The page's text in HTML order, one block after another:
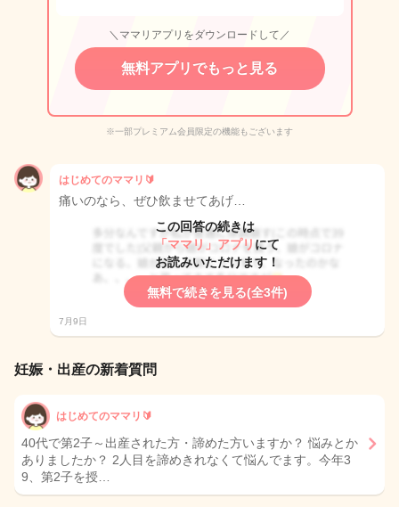
＼ママリアプリをダウンロードして／
無料アプリでもっと見る
※一部プレミアム会員限定の機能もございます
はじめてのママリ🔰
痛いのなら、ぜひ飲ませてあげ…
この回答の続きは
「ママリ」アプリ にて
お読みいただけます！
無料で続きを見る(全3件)
7月9日
妊娠・出産の新着質問
はじめてのママリ🔰
40代で第2子～出産された方・諦めた方いますか？ 悩みとか
ありましたか？ 2人目を諦めきれなくて悩んでます。今年3
9、第2子を授…